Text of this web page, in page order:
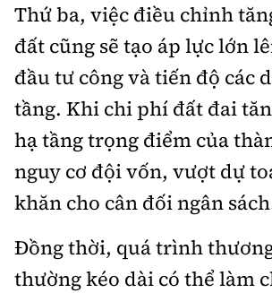
Thứ ba, việc điều chỉnh
đất cũng sẽ tạo áp lực lớn
đầu tư công và tiến độ các
tầng. Khi chi phí đất đai
hạ tầng trọng điểm của
nguy cơ đội vốn, vượt dự
khăn cho cân đối ngân
Đồng thời, quá trình
thường kéo dài có thể làm